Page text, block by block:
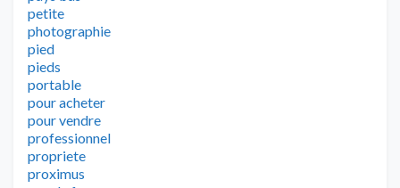
petite
photographie
pied
pieds
portable
pour acheter
pour vendre
professionnel
propriete
proximus